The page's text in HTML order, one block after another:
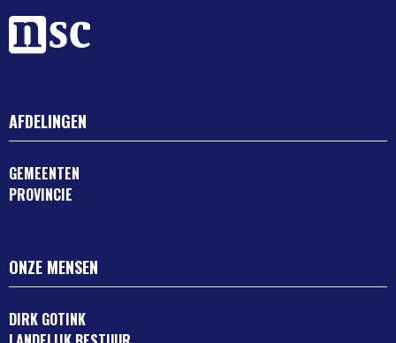
AFDELINGEN
GEMEENTEN
PROVINCIE
ONZE MENSEN
DIRK GOTINK